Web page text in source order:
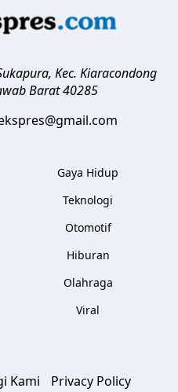
Kec. Kiaracondong
Barat 40285
Gaya Hidup
Teknologi
Otomotif
Hiburan
Olahraga
Viral
Kami Privacy Policy